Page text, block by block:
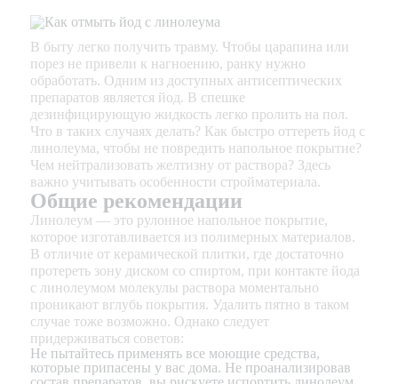
В быту легко получить травму. Чтобы царапина или
порез не привели к нагноению, ранку нужно
обработать. Одним из доступных антисептических
препаратов является йод. В спешке
дезинфицирующую жидкость легко пролить на пол.
Что в таких случаях делать? Как быстро оттереть йод с
линолеума, чтобы не повредить напольное покрытие?
Чем нейтрализовать желтизну от раствора? Здесь
важно учитывать особенности стройматериала.
Общие рекомендации
Линолеум — это рулонное напольное покрытие,
которое изготавливается из полимерных материалов.
В отличие от керамической плитки, где достаточно
протереть зону диском со спиртом, при контакте йода
с линолеумом молекулы раствора моментально
проникают вглубь покрытия. Удалить пятно в таком
случае тоже возможно. Однако следует
придерживаться советов:
Не пытайтесь применять все моющие средства,
которые припасены у вас дома. Не проанализировав